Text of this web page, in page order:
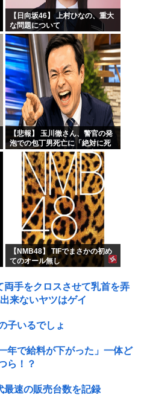
【日向坂46】 上村ひなの、重大
な問題について
【悲報】 玉川徹さん、警官の発
泡での包丁男死亡に「絶対に死
刑にならない罪なのに警察が死
刑にした！」 → 元警官のマジレ
スがコチラ → ………
【NMB48】 TIFでまさかの初め
てのオール無し
手をクロスさせて乳首を弄
来ないヤツはゲイ
子いるでしょ
年で給料が下がった」一体ど
ら！？
速の販売台数を記録